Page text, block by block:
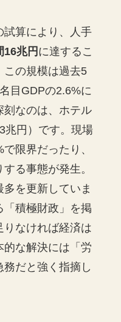
試算により、人手
16兆円に達するこ
この規模は過去5
目GDPの2.6%に
刻なのは、ホテル
兆円）です。現場
限界だったり、
る事態が発生。
多を更新していま
積極財政」を掲
りなければ経済は
的な解決には「労
だと強く指摘し